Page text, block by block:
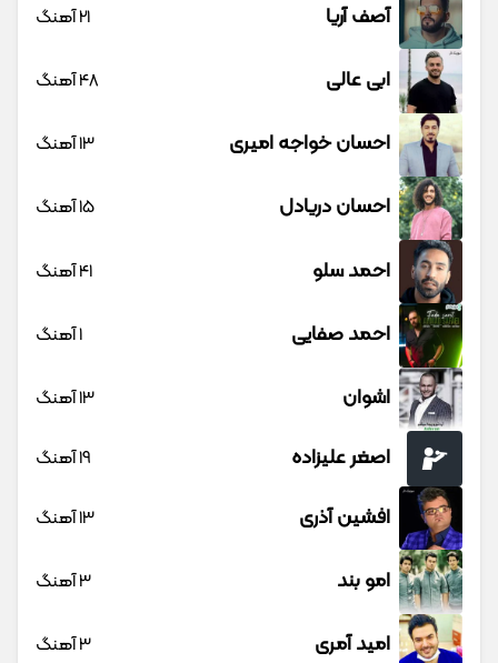
آصف آریا 21 آهنگ
ابی عالی 48 آهنگ
احسان خواجه امیری 13 آهنگ
احسان دریادل 15 آهنگ
احمد سلو 41 آهنگ
احمد صفایی 1 آهنگ
اشوان 13 آهنگ
اصغر علیزاده 19 آهنگ
افشین آذری 13 آهنگ
امو بند 3 آهنگ
امید آمری 3 آهنگ